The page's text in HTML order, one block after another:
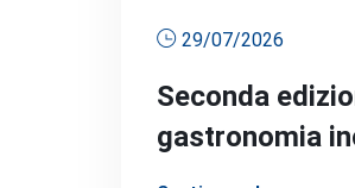
29/07/2026
Seconda
gastronomia